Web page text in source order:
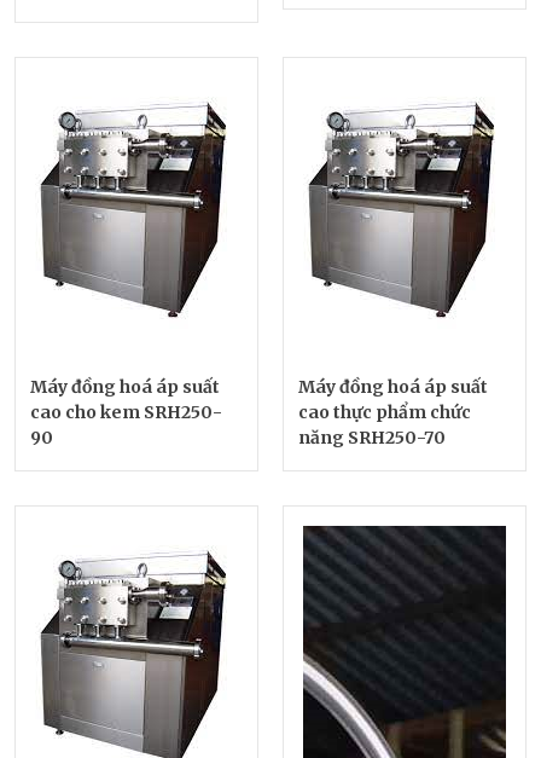
Máy đồng hoá áp suất
cao cho kem SRH250-
90
Máy đồng hoá áp suất
cao thực phẩm chức
năng SRH250-70